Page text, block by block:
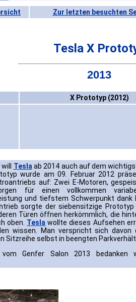
Zur letzten besuchten
Tesla X
2013
X Prototyp (2012)
Tesla ab 2014 auch auf dem
wurde am 09. Februar 2012
auf: Zwei E-Motoren,
für einen vollkommen
und tiefstem Schwerpunkt dank
sorgte der siebensitzige
Türen öffnen herkömmlich, die
oben. Tesla wollte dieses Aufsehen
wissen. Man verspricht sich
Sitzreihe selbst in beengten
Genfer Salon 2013